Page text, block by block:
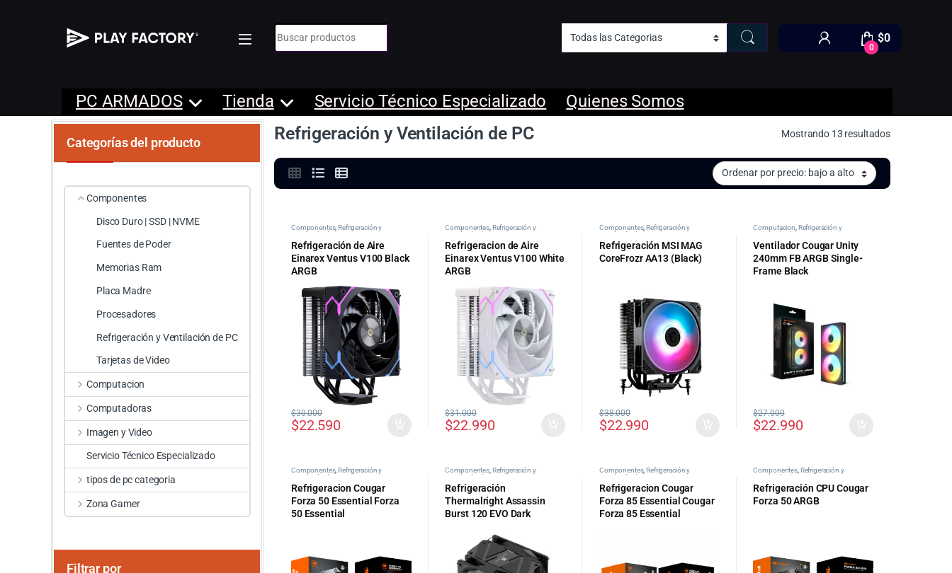
Búsqueda de:
0
$0
PC ARMADOS Tienda Servicio Técnico Especializado Quienes Somos
Refrigeración y Ventilación de PC Mostrando 13 resultadosOrdenado por
Componentes, Refrigeración y
Refrigeración de Aire
Einarex Ventus V100 Black
ARGB
$22.590
$30.000
Componentes, Refrigeración y
Refrigeracion de Aire
Einarex Ventus V100 White
ARGB
$22.990
$31.000
Componentes, Refrigeración y
Refrigeración MSI MAG
CoreFrozr AA13 (Black)
$22.990
$38.000
Computacion, Refrigeración y
Ventilador Cougar Unity
240mm FB ARGB Single-
Frame Black
$22.990
$27.000
Componentes,Refrigeración y
Ventilación de PC
Refrigeracion Cougar
Forza 50 Essential Forza
50 Essential
Componentes,Refrigeración y
Ventilación de PC
Refrigeración
Thermalright Assassin
Burst 120 EVO Dark
Componentes,Refrigeración y
Ventilación de PC
Refrigeracion Cougar
Forza 85 Essential Cougar
Forza 85 Essential
Componentes,Refrigeración y
Ventilación de PC
Refrigeración CPU Cougar
Forza 50 ARGB
Categorías del producto
Componentes
Disco Duro | SSD | NVME
Fuentes de Poder
Memorias Ram
Placa Madre
Procesadores
Refrigeración y Ventilación de PC
Tarjetas de Video
Computacion
Computadoras
Imagen y Video
Servicio Técnico Especializado
tipos de pc categoria
Zona Gamer
Filtrar por